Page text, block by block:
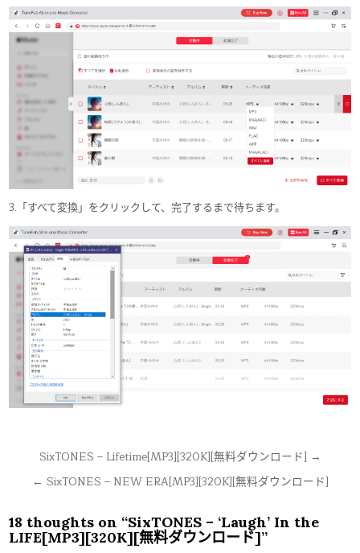
3.「すべて変換」をクリックして、完了するまで待ちます。
航
SixTONES – Lifetime[MP3][320K][無料ダウンロード] →
← SixTONES – NEW ERA[MP3][320K][無料ダウンロード]
18 thoughts on “SixTONES – ‘Laugh’ In the
LIFE[MP3][320K][無料ダウンロード]”